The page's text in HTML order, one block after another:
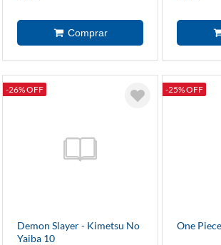
-26% OFF
Demon Slayer - Kimetsu No
Yaiba 10
-25% OFF
One